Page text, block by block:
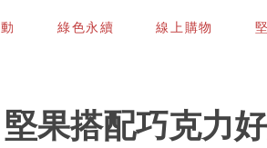
綠色永續 線上購物
果搭配巧克力